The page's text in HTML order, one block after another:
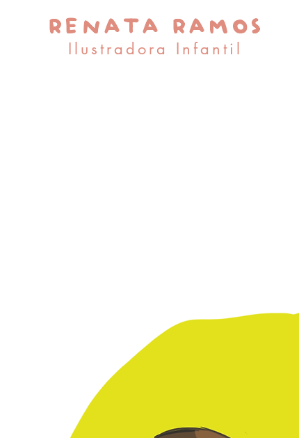
RENATA RAMOS
Ilustradora Infantil